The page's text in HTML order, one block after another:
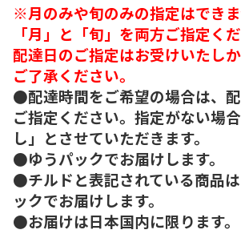
※月のみや旬のみの指定はでき
「月」と「旬」を両方ご指定く
配達日のご指定はお受けいたしか
ご了承ください。
●配達時間をご希望の場合は、
ご指定ください。指定がない場
し」とさせていただきます。
●ゆうパックでお届けします。
●チルドと表記されている商品
ックでお届けします。
●お届けは日本国内に限ります。